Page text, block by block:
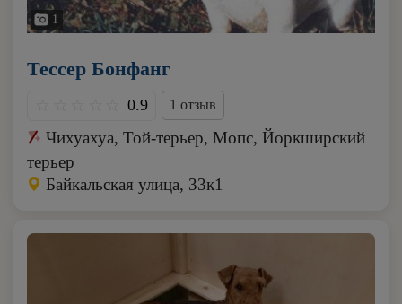
1
Тессер Бонфанг
0.9 1 отзыв
Чихуахуа, Той-терьер, Мопс, Йоркширский
терьер
Байкальская улица, 33к1